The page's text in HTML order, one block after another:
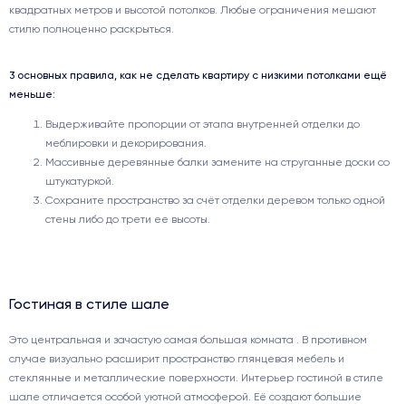
квадратных метров и высотой потолков. Любые ограничения мешают
стилю полноценно раскрыться.
3 основных правила, как не сделать квартиру с низкими потолками ещё
меньше:
Выдерживайте пропорции от этапа внутренней отделки до
меблировки и декорирования.
Массивные деревянные балки замените на струганные доски со
штукатуркой.
Сохраните пространство за счёт отделки деревом только одной
стены либо до трети ее высоты.
Гостиная в стиле шале
Это центральная и зачастую самая большая комната . В противном
случае визуально расширит пространство глянцевая мебель и
стеклянные и металлические поверхности. Интерьер гостиной в стиле
шале отличается особой уютной атмосферой. Её создают большие